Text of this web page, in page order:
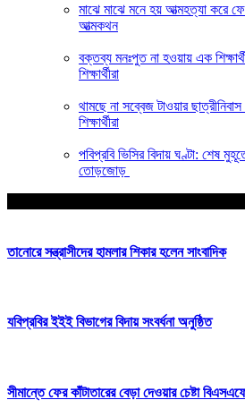
মাঝে মাঝে মনে হয় আত্মহত্যা করে
আত্মকথন
বক্তব্য মনঃপুত না হওয়ায় এক
শিক্ষার্থীরা
থামছে না সব্বেজ টাওয়ার
শিক্ষার্থীরা
পবিপ্রবি ভিসির বিদায় ঘণ্টা: শেষ
তোড়জোড়
তানোরে সন্ত্রাসীদের হামলার শিকার হলেন সাংবাদিক
যবিপ্রবির ইইই বিভাগের বিদায় সংবর্ধনা অনুষ্ঠিত
সীমান্তে ফের কাঁটাতারের বেড়া দেওয়ার চেষ্টা